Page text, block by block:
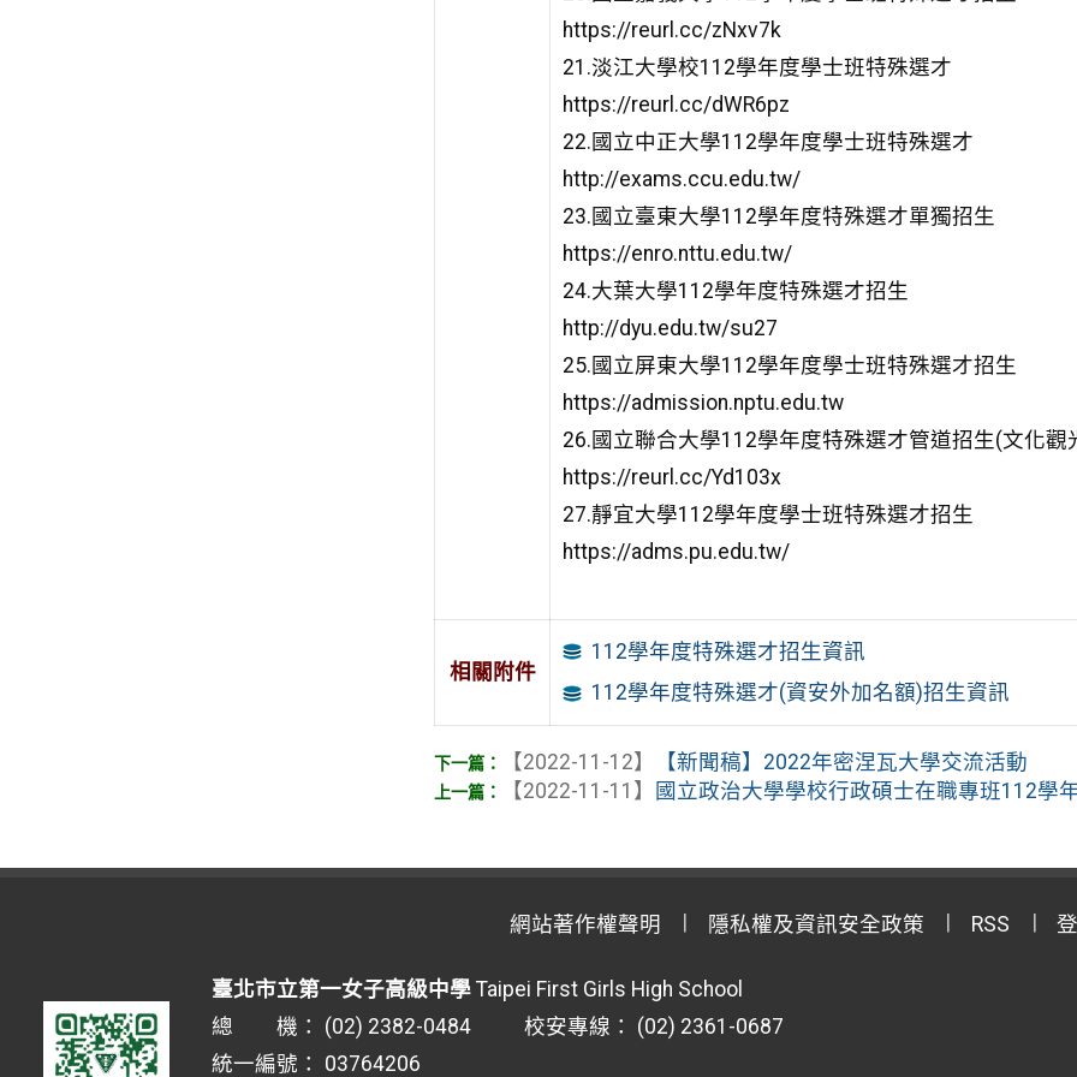
https://reurl.cc/zNxv7k
21.淡江大學校112學年度學士班特殊選才
https://reurl.cc/dWR6pz
22.國立中正大學112學年度學士班特殊選才
http://exams.ccu.edu.tw/
23.國立臺東大學112學年度特殊選才單獨招生
https://enro.nttu.edu.tw/
24.大葉大學112學年度特殊選才招生
http://dyu.edu.tw/su27
25.國立屏東大學112學年度學士班特殊選才招生
https://admission.nptu.edu.tw
26.國立聯合大學112學年度特殊選才管道招生(文化觀
https://reurl.cc/Yd103x
27.靜宜大學112學年度學士班特殊選才招生
https://adms.pu.edu.tw/
相關附件
112學年度特殊選才招生資訊
112學年度特殊選才(資安外加名額)招生資訊
【2022-11-12】
【新聞稿】2022年密涅瓦大學交流活動
【2022-11-11】 國立政治大學學校行政碩士在職專班112學
網站著作權聲明 隱私權及資訊安全政策 RSS
臺北市立第一女子高級中學 Taipei First Girls High School
總 機： (02) 2382-0484 校安專線： (02) 2361-0687
統一編號： 03764206